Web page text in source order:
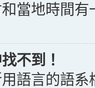
當地時間
不到！
語言的語